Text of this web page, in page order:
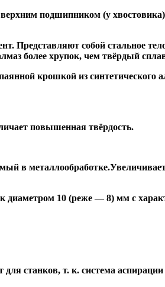
верхним подшипником (у
Представляют собой стальное
более хрупок, чем твёрдый
крошкой из синтетического
повышенная твёрдость.
в
диаметром 10 (реже — 8) мм с
станков, т. к. система